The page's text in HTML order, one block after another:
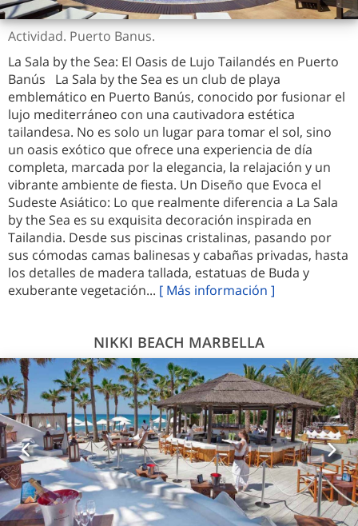
Actividad. Puerto Banus.
La Sala by the Sea: El Oasis de Lujo Tailandés en Puerto
Banús La Sala by the Sea es un club de playa
emblemático en Puerto Banús, conocido por fusionar el
lujo mediterráneo con una cautivadora estética
tailandesa. No es solo un lugar para tomar el sol, sino
un oasis exótico que ofrece una experiencia de día
completa, marcada por la elegancia, la relajación y un
vibrante ambiente de fiesta. Un Diseño que Evoca el
Sudeste Asiático: Lo que realmente diferencia a La Sala
by the Sea es su exquisita decoración inspirada en
Tailandia. Desde sus piscinas cristalinas, pasando por
sus cómodas camas balinesas y cabañas privadas, hasta
los detalles de madera tallada, estatuas de Buda y
exuberante vegetación... [ Más información ]
NIKKI BEACH MARBELLA